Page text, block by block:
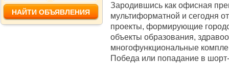
Зародившись как офисная
мультиформатной и сегодня
проекты, формирующие
объекты образования,
многофункциональные
Победа или попадание в